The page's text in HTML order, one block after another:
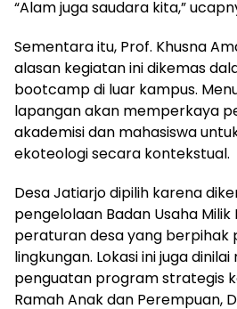
“Alam juga saudara kita,”
Sementara itu, Prof. Khusna
alasan kegiatan ini dikemas
bootcamp di luar kampus.
lapangan akan memperkaya
akademisi dan mahasiswa
ekoteologi secara kontekstual.
Desa Jatiarjo dipilih karena
pengelolaan Badan Usaha Milik
peraturan desa yang berpihak
lingkungan. Lokasi ini juga
penguatan program strategis
Ramah Anak dan Perempuan,